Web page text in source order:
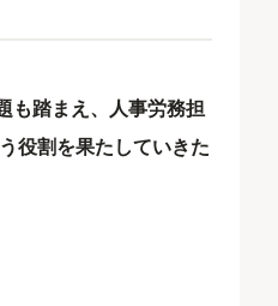
も踏まえ、人事労務担
役割を果たしていきた